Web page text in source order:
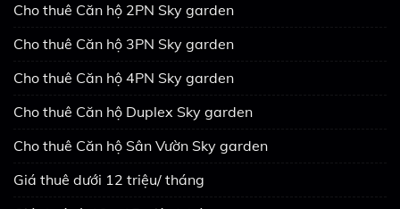
Cho thuê Căn hộ 2PN Sky garden
Cho thuê Căn hộ 3PN Sky garden
Cho thuê Căn hộ 4PN Sky garden
Cho thuê Căn hộ Duplex Sky garden
Cho thuê Căn hộ Sân Vườn Sky garden
Giá thuê dưới 12 triệu/ tháng